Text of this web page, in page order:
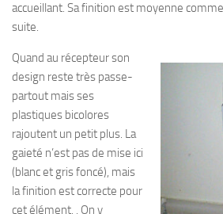
accueillant. Sa finition est moyenne
suite.
Quand au récepteur son
design reste très passe-
partout mais ses
plastiques bicolores
rajoutent un petit plus. La
gaieté n’est pas de mise ici
(blanc et gris foncé), mais
la finition est correcte pour
cet élément. . On y